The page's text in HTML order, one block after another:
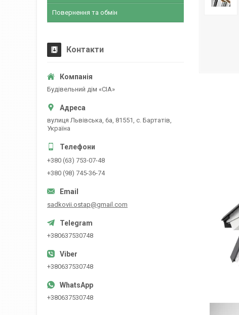
Повернення та обмін
Контакти
Будівельний дім «CІА»
вулиця Львівська, 6а, 81551, с. Бартатів,
Україна
+380 (63) 753-07-48
+380 (98) 745-36-74
sadkovii.ostap@gmail.com
+380637530748
+380637530748
+380637530748